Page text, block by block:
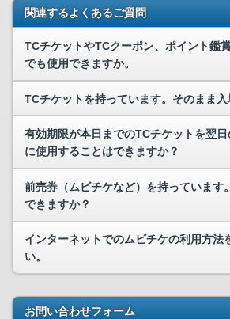
関連するよくあるご質問
TCチケットやTCクーポン、ポイント鑑
でも使用できますか。
TCチケットを持っています。そのまま入
有効期限が本日までのTCチケットを翌
に使用することはできますか？
前売券（ムビチケなど）を持っています
できますか？
インターネットでのムビチケの利用方法
い。
お問い合わせフォーム